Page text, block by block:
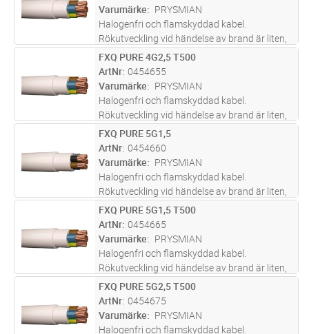
för fast förläggning, i rör,
Varumärke
PRYSMIAN
Halogenfri och flamskyddad kabel.
Rökutveckling vid händelse av brand är liten,
genomsynlig (underlättar utrymning) och ej
skadlig för elektronisk utrustning. Lämpar sig
för fast förläggning, i rör,
M Lägg i kundvagn
FXQ PURE 4G2,5 T500
ArtNr 0454655
Varumärke
PRYSMIAN
Halogenfri och flamskyddad kabel.
Rökutveckling vid händelse av brand är liten,
genomsynlig (underlättar utrymning) och ej
skadlig för elektronisk utrustning. Lämpar sig
för fast förläggning, i rör,
M Lägg i kundvagn
FXQ PURE 5G1,5
ArtNr 0454660
Varumärke
PRYSMIAN
Halogenfri och flamskyddad kabel.
Rökutveckling vid händelse av brand är liten,
genomsynlig (underlättar utrymning) och ej
skadlig för elektronisk utrustning. Lämpar sig
för fast förläggning, i rör,
M Lägg i kundvagn
FXQ PURE 5G1,5 T500
ArtNr 0454665
Varumärke
PRYSMIAN
Halogenfri och flamskyddad kabel.
Rökutveckling vid händelse av brand är liten,
genomsynlig (underlättar utrymning) och ej
skadlig för elektronisk utrustning. Lämpar sig
för fast förläggning, i rör,
M Lägg i kundvagn
FXQ PURE 5G2,5 T500
ArtNr 0454675
Varumärke
PRYSMIAN
Halogenfri och flamskyddad kabel.